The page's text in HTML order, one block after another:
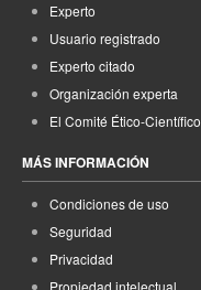
Experto
Usuario registrado
Experto citado
Organización experta
El Comité Ético-Científico
MÁS INFORMACIÓN
Condiciones de uso
Seguridad
Privacidad
Propiedad intelectual